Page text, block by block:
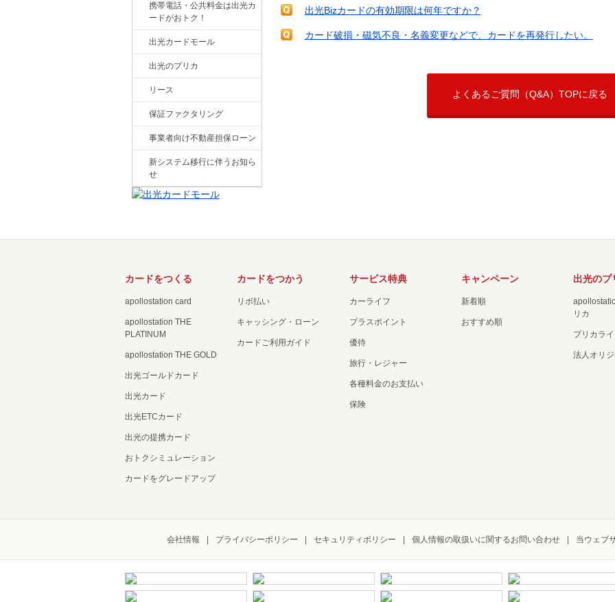
携帯電話・公共料金は出光カ
ードがおトク！
出光カードモール
出光のプリカ
リース
保証ファクタリング
事業者向け不動産担保ローン
新システム移行に伴うお知ら
せ
出光Bizカードの有効期限は何年ですか？
カード破損・磁気不良・名義変更などで、カードを再発行したい。
よくあるご質問（Q&A）TOPに戻る
カードをつくる
apollostation card
apollostation THE
PLATINUM
apollostation THE GOLD
出光ゴールドカード
出光カード
出光ETCカード
出光の提携カード
おトクシミュレーション
カードをグレードアップ
カードをつかう
リボ払い
キャッシング・ローン
カードご利用ガイド
サービス特典
カーライフ
プラスポイント
優待
旅行・レジャー
各種料金のお支払い
保険
キャンペーン
新着順
おすすめ順
出光のプ
リカ
プリカラ
法人オリ
会社情報 プライバシーポリシー セキュリティポリシー 個人情報の取扱いに関するお問い合わせ 当ウェブ